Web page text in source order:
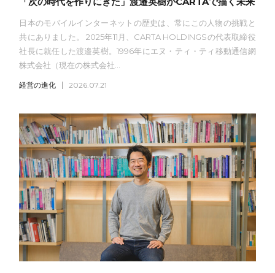
日本のモバイルインターネットの歴史は、常にこの人物の挑戦と
共にありました。 2025年11月、CARTA HOLDINGSの代表取締役
社長に就任した渡邉英樹。1996年にエヌ・ティ・ティ移動通信網
株式会社（現在の株式会社...
経営の進化 2026.07.21